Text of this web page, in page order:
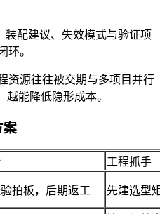
装配建议、失效模式与验证项
环。
资源往往被交期与多项目并行
越能降低隐形成本。
案
工程抓手
拍板，后期返工 先建选型